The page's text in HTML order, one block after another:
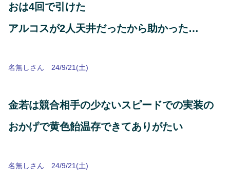
おは4回で引けた
アルコスが2人天井だったから助かった…
名無しさん 24/9/21(土)
金若は競合相手の少ないスピードでの実装の
おかげで黄色飴温存できてありがたい
名無しさん 24/9/21(土)